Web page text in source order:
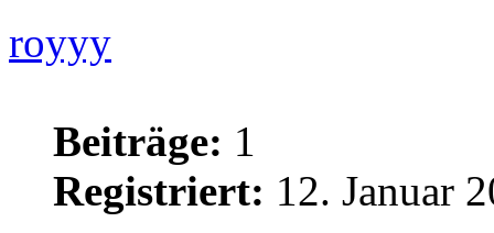
royyy
Beiträge: 1
Registriert: 12. Januar